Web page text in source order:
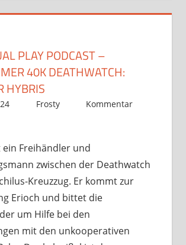
PLAY PODCAST –
40K DEATHWATCH:
HYBRIS
Frosty
Kommentar
ein Freihändler und
zwischen der Deathwatch
Kreuzzug. Er kommt zur
Erioch und bittet die
um Hilfe bei den
mit den unkooperativen